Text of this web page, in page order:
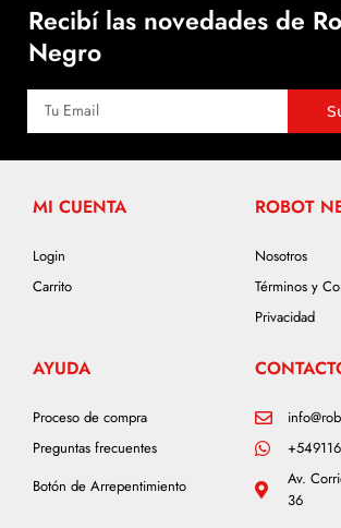
Recibí las novedades de
Negro
MI CUENTA
Login
Carrito
ROBOT
Nosotros
Términos y
Privacidad
AYUDA
Proceso de compra
Preguntas frecuentes
Botón de Arrepentimiento
Av.
36